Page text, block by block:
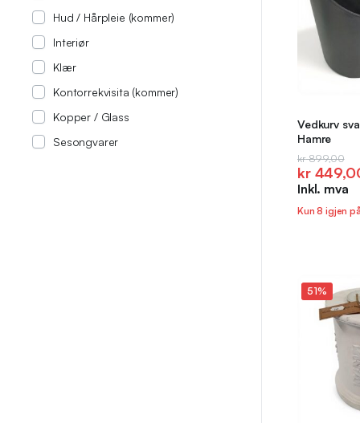
Vedkurv
Hamre
kr899,00
pris
var:
kr
kr
pris
er:
kr
Inkl. mva
Kun 8 igjen
51%
Hud / Hårpleie (kommer)
Interiør
Klær
Kontorrekvisita (kommer)
Kopper / Glass
Sesongvarer